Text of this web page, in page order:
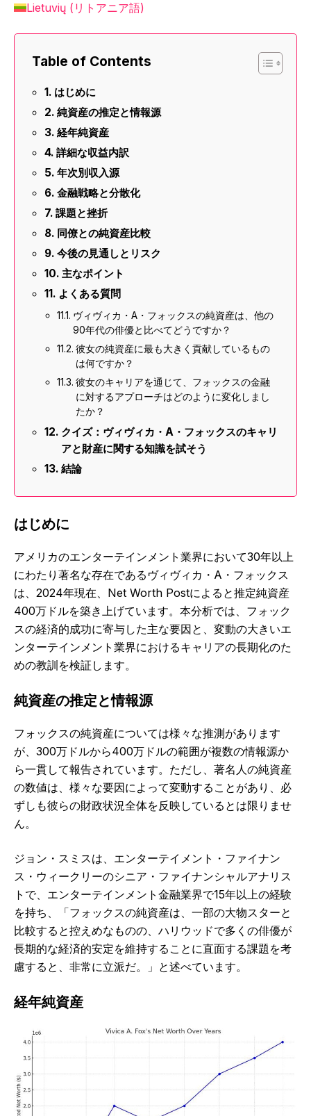
Lietuvių ( リトアニア語)
Table of Contents
はじめに
純資産の推定と情報源
経年純資産
詳細な収益内訳
年次別収入源
金融戦略と分散化
課題と挫折
同僚との純資産比較
今後の見通しとリスク
主なポイント
よくある質問
ヴィヴィカ・A・フォックスの純資産は、他の
90年代の俳優と比べてどうですか？
彼女の純資産に最も大きく貢献しているもの
は何ですか？
彼女のキャリアを通じて、フォックスの金融
に対するアプローチはどのように変化しまし
たか？
クイズ：ヴィヴィカ・A・フォックスのキャリ
アと財産に関する知識を試そう
結論
はじめに
アメリカのエンターテインメント業界において30年以上
にわたり著名な存在であるヴィヴィカ・A・フォックス
は、2024年現在、Net Worth Postによると推定純資産
400万ドルを築き上げています。本分析では、フォック
スの経済的成功に寄与した主な要因と、変動の大きいエ
ンターテインメント業界におけるキャリアの長期化のた
めの教訓を検証します。
純資産の推定と情報源
フォックスの純資産については様々な推測があります
が、300万ドルから400万ドルの範囲が複数の情報源か
ら一貫して報告されています。ただし、著名人の純資産
の数値は、様々な要因によって変動することがあり、必
ずしも彼らの財政状況全体を反映しているとは限りませ
ん。
ジョン・スミスは、エンターテイメント・ファイナン
ス・ウィークリーのシニア・ファイナンシャルアナリス
トで、エンターテインメント金融業界で15年以上の経験
を持ち、「フォックスの純資産は、一部の大物スターと
比較すると控えめなものの、ハリウッドで多くの俳優が
長期的な経済的安定を維持することに直面する課題を考
慮すると、非常に立派だ。」と述べています。
経年純資産